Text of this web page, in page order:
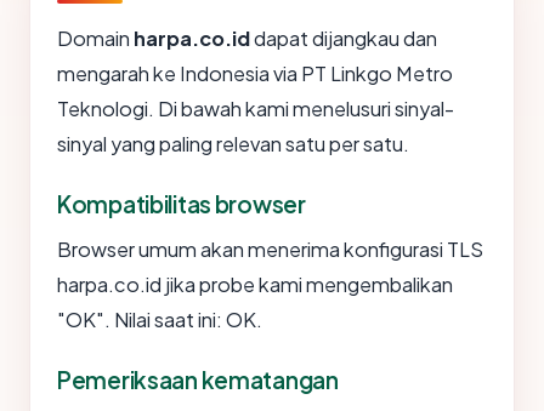
Domain harpa.co.iddapat dijangkau dan
mengarah ke Indonesia via PT Linkgo Metro
Teknologi. Di bawah kami menelusuri sinyal-
sinyal yang paling relevan satu per satu.
Kompatibilitas browser
Browser umum akan menerima konfigurasi TLS
harpa.co.id jika probe kami mengembalikan
"OK". Nilai saat ini: OK.
Pemeriksaan kematangan